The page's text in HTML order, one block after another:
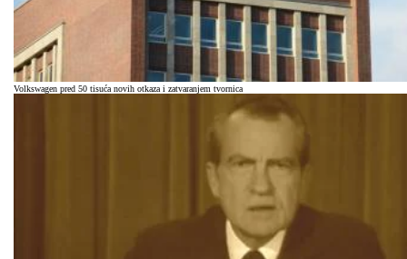
Volkswagen pred 50 tisuća novih otkaza i zatvaranjem tvornica